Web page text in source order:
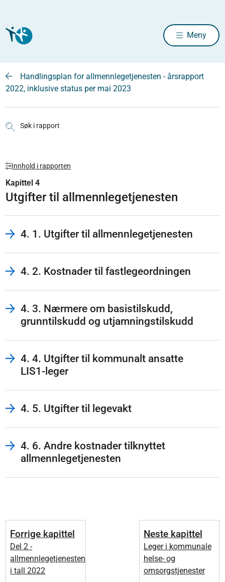
Meny
Handlingsplan for allmennlegetjenesten - årsrapport
2022, inklusive status per mai 2023
Søk i rapport
Innhold i rapporten
Kapittel 4
Utgifter til allmennlegetjenesten
4. 1. Utgifter til allmennlegetjenesten
4. 2. Kostnader til fastlegeordningen
4. 3. Nærmere om basistilskudd,
grunntilskudd og utjamningstilskudd
4. 4. Utgifter til kommunalt ansatte
LIS1-leger
4. 5. Utgifter til legevakt
4. 6. Andre kostnader tilknyttet
allmennlegetjenesten
Forrige kapittel
Del 2 -
allmennlegetjenesten
i tall 2022
Neste kapittel
Leger i kommunale
helse- og
omsorgstjenester